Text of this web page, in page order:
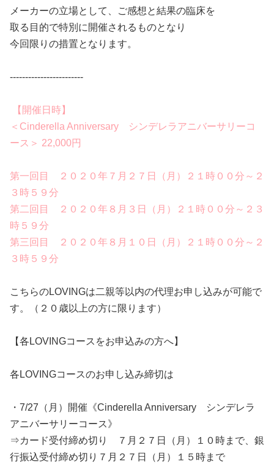
メーカーの立場として、ご感想と結果の臨床を
取る目的で特別に開催されるものとなり
今回限りの措置となります。
------------------------
【開催日時】
＜Cinderella Anniversary シンデレラアニバーサリーコ
ース＞ 22,000円
第一回目 ２０２０年７月２７日（月）２１時００分～２
３時５９分
第二回目 ２０２０年８月３日（月）２１時００分～２３
時５９分
第三回目 ２０２０年８月１０日（月）２１時００分～２
３時５９分
こちらのLOVINGは二親等以内の代理お申し込みが可能で
す。（２０歳以上の方に限ります）
【各LOVINGコースをお申込みの方へ】
各LOVINGコースのお申し込み締切は
・7/27（月）開催《Cinderella Anniversary シンデレラ
アニバーサリーコース》
⇒カード受付締め切り ７月２７日（月）１０時まで、銀
行振込受付締め切り７月２７日（月）１５時まで